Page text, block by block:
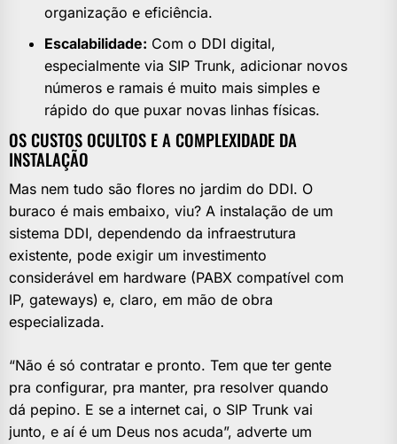
organização e eficiência.
Escalabilidade: Com o DDI digital,
especialmente via SIP Trunk, adicionar novos
números e ramais é muito mais simples e
rápido do que puxar novas linhas físicas.
OS CUSTOS OCULTOS E A COMPLEXIDADE DA
INSTALAÇÃO
Mas nem tudo são flores no jardim do DDI. O
buraco é mais embaixo, viu? A instalação de um
sistema DDI, dependendo da infraestrutura
existente, pode exigir um investimento
considerável em hardware (PABX compatível com
IP, gateways) e, claro, em mão de obra
especializada.
“Não é só contratar e pronto. Tem que ter gente
pra configurar, pra manter, pra resolver quando
dá pepino. E se a internet cai, o SIP Trunk vai
junto, e aí é um Deus nos acuda”, adverte um